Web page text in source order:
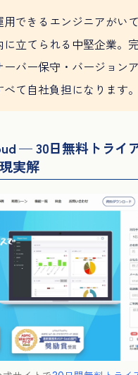
用できるエンジニアがい
に立てられる中堅企業。
バー保守・バージョン
て自社負担になります。
— 30日無料トライ
実解